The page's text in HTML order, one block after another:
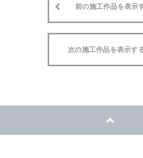
前の施工作品を表示
次の施工作品を表示す